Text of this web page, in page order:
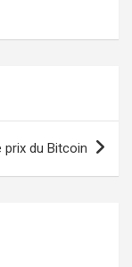
prix du Bitcoin